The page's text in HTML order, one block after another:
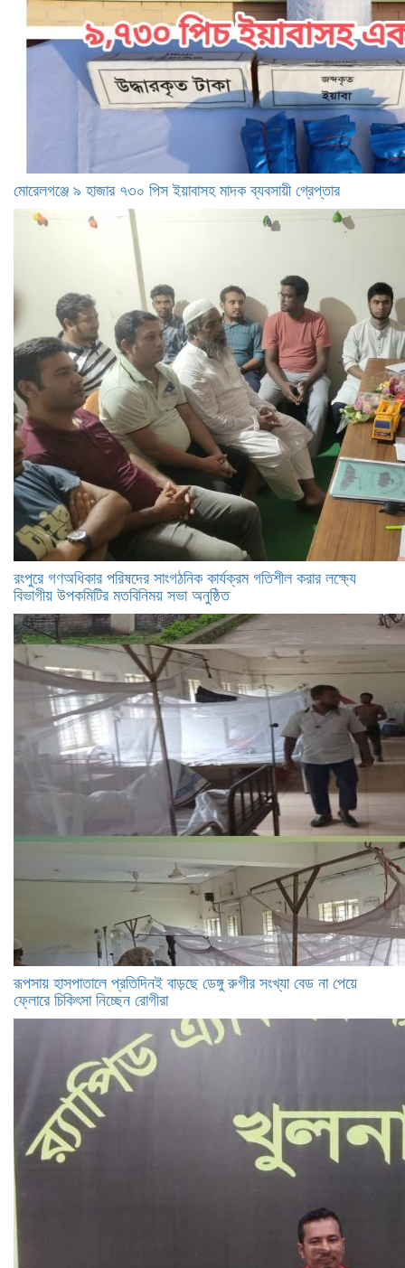
মোরেলগঞ্জে ৯ হাজার ৭৩০ পিস ইয়াবাসহ মাদক ব্যবসায়ী গ্রেপ্তার
রংপুরে গণঅধিকার পরিষদের সাংগঠনিক কার্যক্রম গতিশীল করার লক্ষ্যে
বিভাগীয় উপকমিটির মতবিনিময় সভা অনুষ্ঠিত
রূপসায় হাসপাতালে প্রতিদিনই বাড়ছে ডেঙ্গু রুগীর সংখ্যা বেড না পেয়ে
ফ্লোরে চিকিৎসা নিচ্ছেন রোগীরা